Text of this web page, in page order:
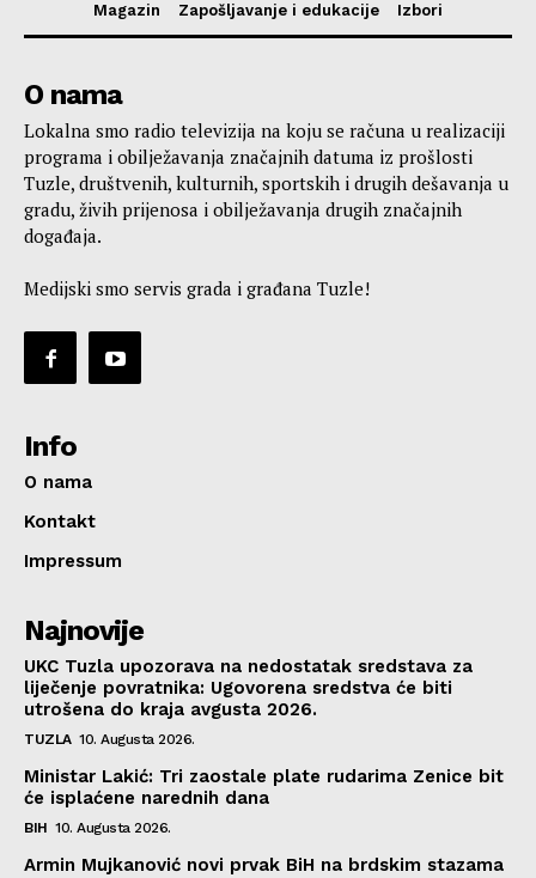
Magazin
Zapošljavanje i edukacije Izbori
O nama
Lokalna smo radio televizija na koju se računa u realizaciji
programa i obilježavanja značajnih datuma iz prošlosti
Tuzle, društvenih, kulturnih, sportskih i drugih dešavanja u
gradu, živih prijenosa i obilježavanja drugih značajnih
događaja.
Medijski smo servis grada i građana Tuzle!
Info
O nama
Kontakt
Impressum
Najnovije
UKC Tuzla upozorava na nedostatak sredstava za
liječenje povratnika: Ugovorena sredstva će biti
utrošena do kraja avgusta 2026.
TUZLA 10. Augusta 2026.
Ministar Lakić: Tri zaostale plate rudarima Zenice bit
će isplaćene narednih dana
BIH 10. Augusta 2026.
Armin Mujkanović novi prvak BiH na brdskim stazama